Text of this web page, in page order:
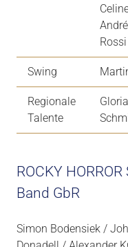
Rossi
Swing
Regionale
Talente
ROCKY
Band GbR
Simon Bodensiek /